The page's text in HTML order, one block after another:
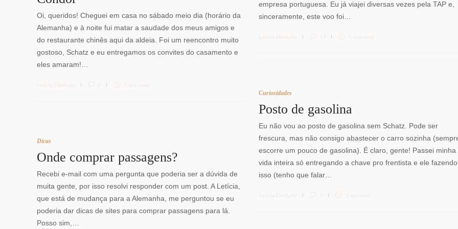
empresa portuguesa. Eu já viajei diversas vezes pela TAP e,
sinceramente, este voo foi…
Letícia Diethelm 13 5 min read
Oi, queridos! Cheguei em casa no sábado meio dia (horário da
Alemanha) e à noite fui matar a saudade dos meus amigos e
do restaurante chinês aqui da aldeia. Foi um reencontro muito
gostoso, Schatz e eu entregamos os convites do casamento e
eles amaram!…
Letícia Diethelm 8 3 min read
Curiosidades
Posto de gasolina
Eu não vou ao posto de gasolina sem Schatz. Pode ser
frescura, mas não consigo abastecer o carro sozinha
escorre um pouco de gasolina). É claro, gente! Passei minha
vida inteira só entregando a chave pro frentista e ele fazendo
isso (tenho que falar…
Letícia Diethelm 3 3 min read
Dicas
Onde comprar passagens?
Recebi e-mail com uma pergunta que poderia ser a dúvida de
muita gente, por isso resolvi responder com um post. A Letícia,
que está de mudança para a Alemanha, me perguntou se eu
poderia dar dicas de sites para comprar passagens para lá.
Posso sim,…